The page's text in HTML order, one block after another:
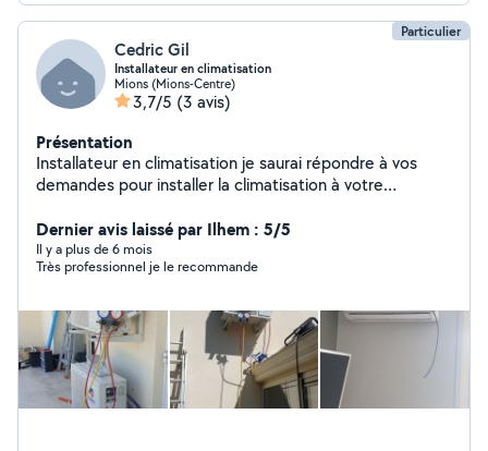
Particulier
Cedric Gil
Installateur en climatisation
Mions (Mions-Centre)
3,7/5 (3 avis)
Présentation
Installateur en climatisation je saurai répondre à vos
demandes pour installer la climatisation à votre
en service. Coût raisonnable
Dernier avis laissé par Ilhem : 5/5
Il y a plus de 6 mois
Très professionnel je le recommande